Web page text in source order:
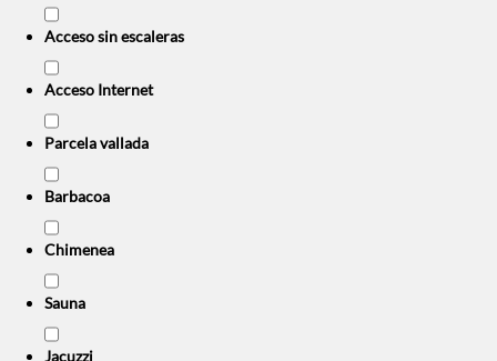
Acceso sin escaleras
Acceso Internet
Parcela vallada
Barbacoa
Chimenea
Sauna
Jacuzzi